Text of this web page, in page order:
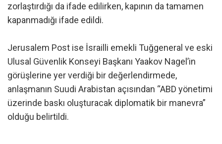
zorlaştırdığı da ifade edilirken, kapının da tamamen
kapanmadığı ifade edildi.
Jerusalem Post ise İsrailli emekli Tuğgeneral ve eski
Ulusal Güvenlik Konseyi Başkanı Yaakov Nagel’in
görüşlerine yer verdiği bir değerlendirmede,
anlaşmanın Suudi Arabistan açısından “ABD yönetimi
üzerinde baskı oluşturacak diplomatik bir manevra”
olduğu belirtildi.